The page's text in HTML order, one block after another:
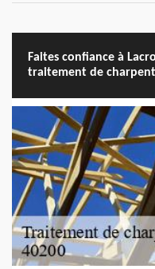
Faites confiance à
traitement de